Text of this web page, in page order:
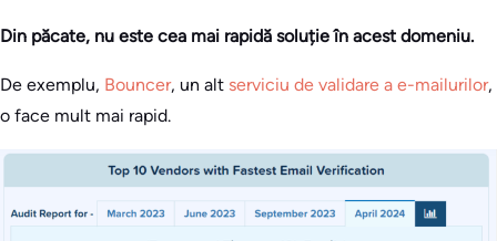
Din păcate, nu este cea mai rapidă soluție în acest domeniu.
De exemplu, Bouncer, un alt serviciu de validare a e-mailurilor,
o face mult mai rapid.